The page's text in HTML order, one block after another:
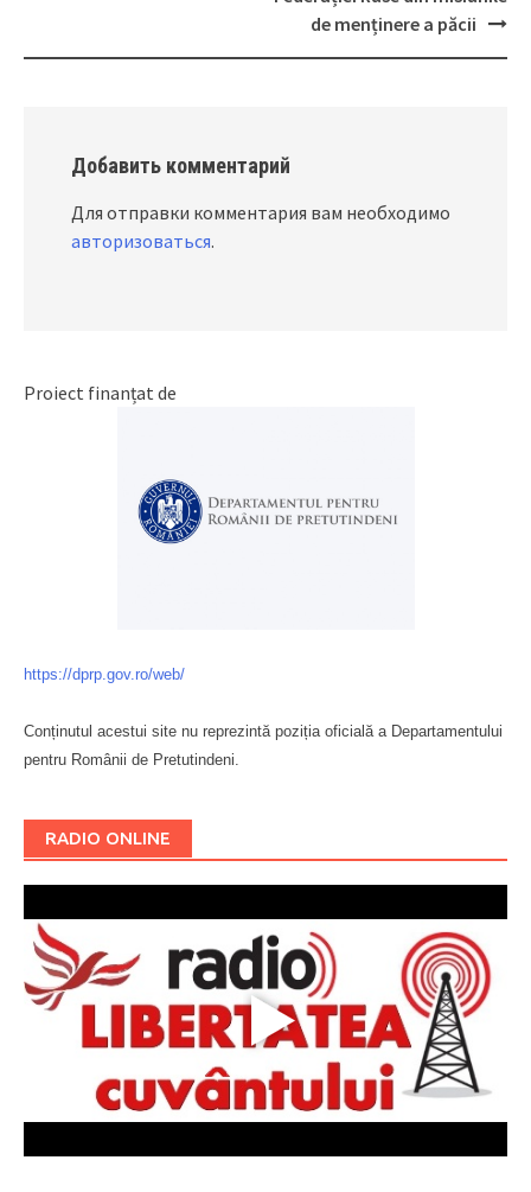
de menținere a păcii
Добавить комментарий
Для отправки комментария вам необходимо
авторизоваться.
Proiect finanțat de
https://dprp.gov.ro/web/
Conținutul acestui site nu reprezintă poziția oficială a Departamentului
pentru Românii de Pretutindeni.
RADIO ONLINE